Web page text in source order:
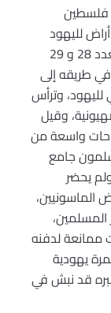
فلسطين
لليهود
نذكر منها فقط ما نشرته جريده الأهرام في العدد 28 و 29
في طريقه إلى
وترأس
وقيل
واسعة من
جامع
يحضر
ممانعة لدفنه
يهودية
قد نبش في